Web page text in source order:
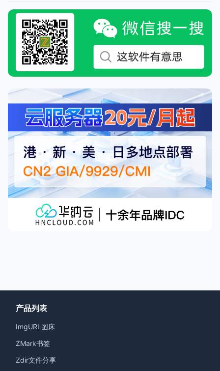
产品列表
ImgURL图床
ZMark书签
Zdir文件分享